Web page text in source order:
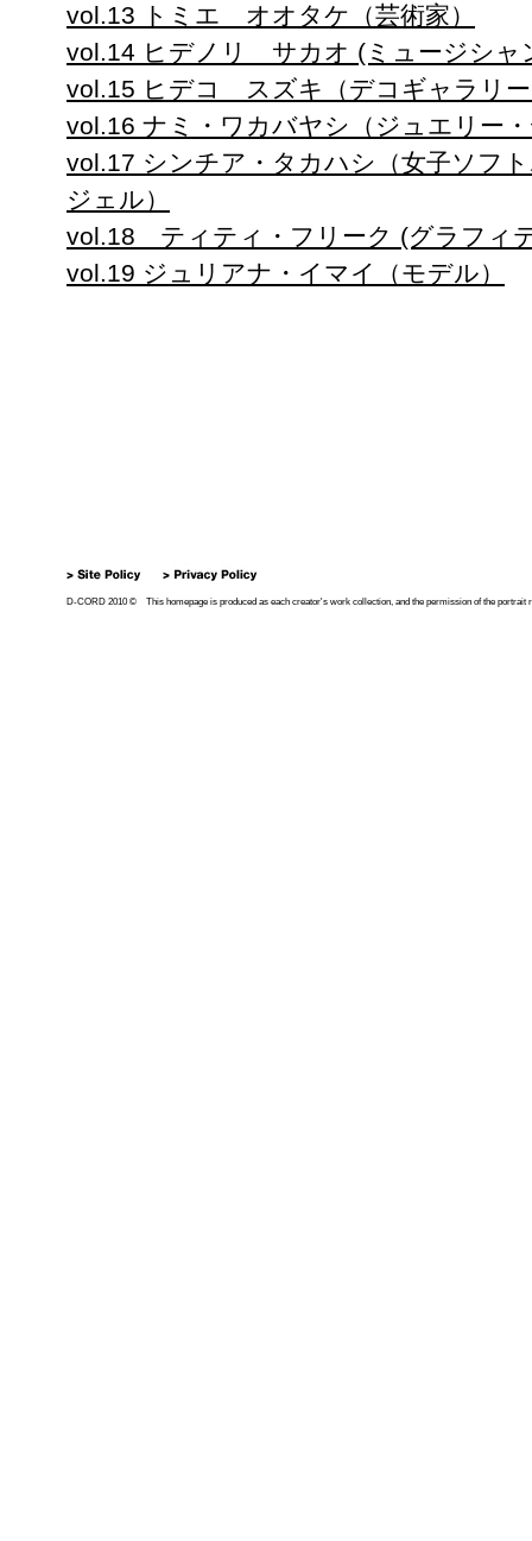
vol.13 トミエ オオタケ（芸術家）
vol.14 ヒデノリ サカオ (ミュージシャ
vol.15 ヒデコ スズキ（デコギャラリ
vol.16 ナミ・ワカバヤシ（ジュエリー
vol.17 シンチア・タカハシ（女子ソフ
ジェル）
vol.18 ティティ・フリーク (グラフィ
vol.19 ジュリアナ・イマイ（モデル）
D-CORD 2010 © This homepage is produced as each creator's work collection, and the permission of the portrait